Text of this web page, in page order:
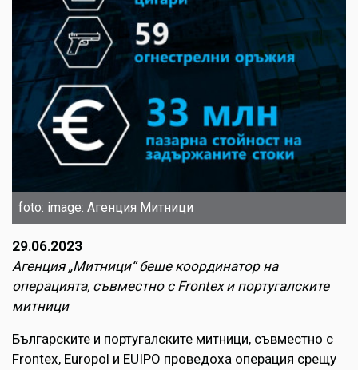
foto: image: Агенция Митници
29.06.2023
Агенция „Митници“ беше координатор на
операцията, съвместно с Frontex и португалските
митници
Българските и португалските митници, съвместно с
Frontex, Europol и EUIPO проведоха операция срещу